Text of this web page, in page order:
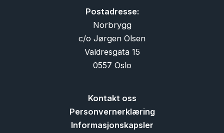
Postadresse:
Norbrygg
c/o Jørgen Olsen
Valdresgata 15
0557 Oslo
Kontakt oss
Personvernerklæring
Informasjonskapsler